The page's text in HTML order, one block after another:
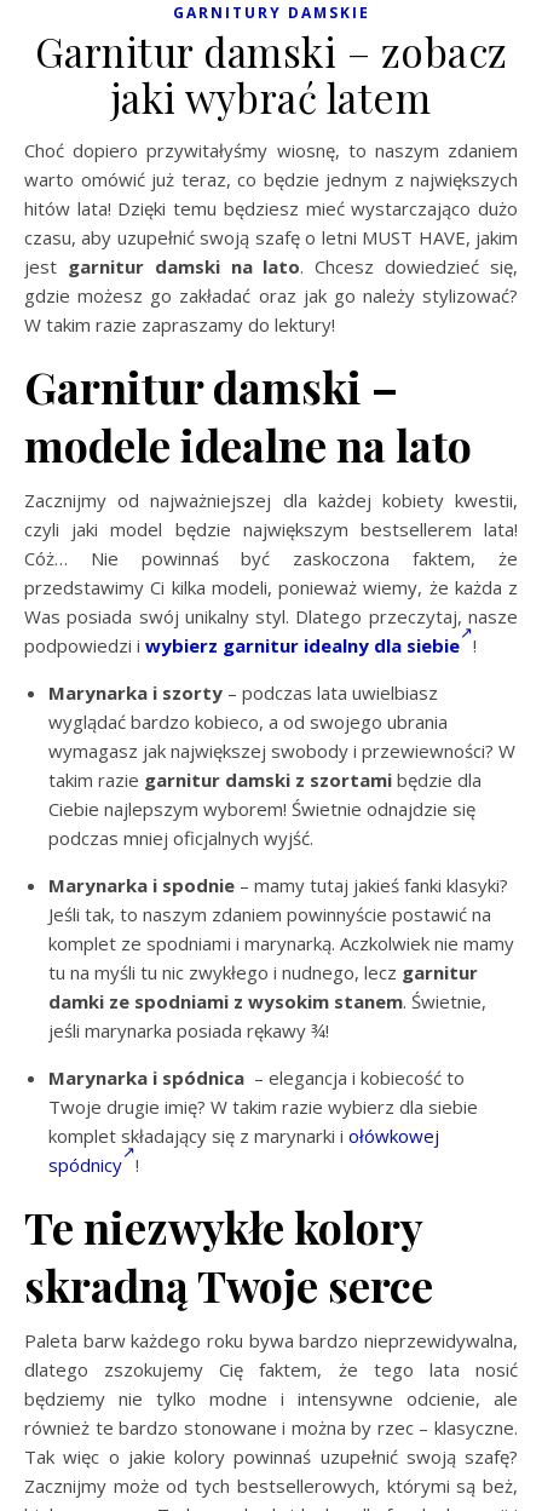
GARNITURY DAMSKIE
Garnitur damski – zobacz
jaki wybrać latem
Choć dopiero przywitałyśmy wiosnę, to naszym zdaniem
warto omówić już teraz, co będzie jednym z największych
hitów lata! Dzięki temu będziesz mieć wystarczająco dużo
czasu, aby uzupełnić swoją szafę o letni MUST HAVE, jakim
jest garnitur damski na lato. Chcesz dowiedzieć się,
gdzie możesz go zakładać oraz jak go należy stylizować?
W takim razie zapraszamy do lektury!
Garnitur damski –
modele idealne na lato
Zacznijmy od najważniejszej dla każdej kobiety kwestii,
czyli jaki model będzie największym bestsellerem lata!
Cóż… Nie powinnaś być zaskoczona faktem, że
przedstawimy Ci kilka modeli, ponieważ wiemy, że każda z
Was posiada swój unikalny styl. Dlatego przeczytaj, nasze
podpowiedzi i wybierz garnitur idealny dla siebie !
Marynarka i szorty – podczas lata uwielbiasz
wyglądać bardzo kobieco, a od swojego ubrania
wymagasz jak największej swobody i przewiewności? W
takim razie garnitur damski z szortami będzie dla
Ciebie najlepszym wyborem! Świetnie odnajdzie się
podczas mniej oficjalnych wyjść.
Marynarka i spodnie – mamy tutaj jakieś fanki klasyki?
Jeśli tak, to naszym zdaniem powinnyście postawić na
komplet ze spodniami i marynarką. Aczkolwiek nie mamy
tu na myśli tu nic zwykłego i nudnego, lecz garnitur
damki ze spodniami z wysokim stanem. Świetnie,
jeśli marynarka posiada rękawy ¾!
Marynarka i spódnica – elegancja i kobiecość to
Twoje drugie imię? W takim razie wybierz dla siebie
komplet składający się z marynarki i ołówkowej
spódnicy !
Te niezwykłe kolory
skradną Twoje serce
Paleta barw każdego roku bywa bardzo nieprzewidywalna,
dlatego zszokujemy Cię faktem, że tego lata nosić
będziemy nie tylko modne i intensywne odcienie, ale
również te bardzo stonowane i można by rzec – klasyczne.
Tak więc o jakie kolory powinnaś uzupełnić swoją szafę?
Zacznijmy może od tych bestsellerowych, którymi są beż,